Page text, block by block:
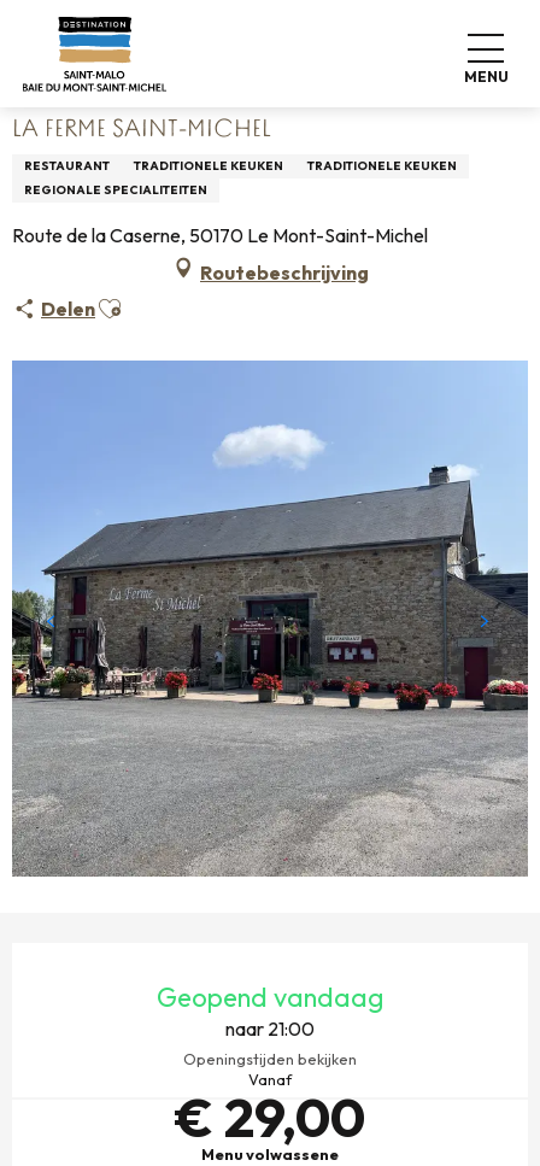
contenu
MENU
Home Wonen zoals thuis
Restaurants
La Ferme Saint-Michel
LA FERME SAINT-MICHEL
RESTAURANT TRADITIONELE KEUKEN
TRADITIONELE KEUKEN
REGIONALE SPECIALITEITEN
Route de la Caserne, 50170 Le Mont-Saint-Michel
Routebeschrijving
DelenAjouter aux favoris
Geopend vandaag
naar 21:00
Openingstijden bekijken
Vanaf
€ 29,00
Menu volwassene